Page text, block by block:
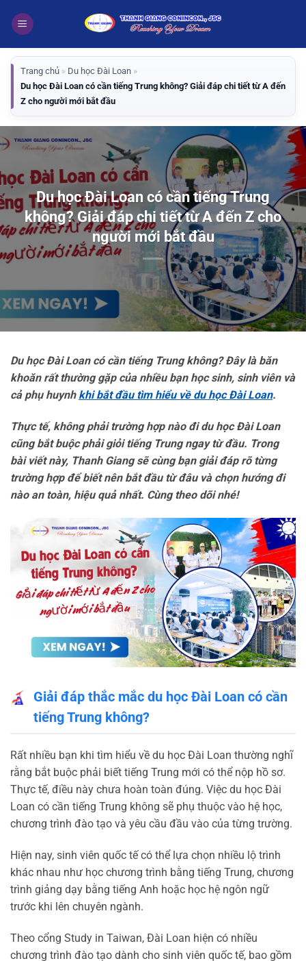
qua
dung
Trang chủ » Du học Đài Loan »
Du học Đài Loan có cần tiếng Trung không? Giải đáp chi tiết từ A đến
Z cho người mới bắt đầu
Du học Đài Loan có cần tiếng Trung
không? Giải đáp chi tiết từ A đến Z cho
người mới bắt đầu
Du học Đài Loan có cần tiếng Trung không? Đây là băn
khoăn rất thường gặp của nhiều bạn học sinh, sinh viên và
cả phụ huynh khi bắt đầu tìm hiểu về du học Đài Loan.
Thực tế, không phải trường hợp nào đi du học Đài Loan
cũng bắt buộc phải giỏi tiếng Trung ngay từ đầu. Trong
bài viết này, Thanh Giang sẽ cùng bạn giải đáp rõ từng
trường hợp để biết nên bắt đầu từ đâu và chọn hướng đi
nào an toàn, hiệu quả nhất. Cùng theo dõi nhé!
Giải đáp thắc mắc du học Đài Loan có cần
tiếng Trung không?
Rất nhiều bạn khi tìm hiểu về du học Đài Loan thường nghĩ
rằng bắt buộc phải biết tiếng Trung mới có thể nộp hồ sơ.
Thực tế, điều này chưa hoàn toàn đúng. Việc du học Đài
Loan có cần tiếng Trung không sẽ phụ thuộc vào hệ học,
chương trình đào tạo và yêu cầu đầu vào của từng trường.
Hiện nay, sinh viên quốc tế có thể lựa chọn nhiều lộ trình
khác nhau như học chương trình bằng tiếng Trung, chương
trình giảng dạy bằng tiếng Anh hoặc học hệ ngôn ngữ
trước khi lên chuyên ngành.
Theo cổng Study in Taiwan, Đài Loan hiện có nhiều
chương trình đào tạo dành cho sinh viên quốc tế, bao gồm